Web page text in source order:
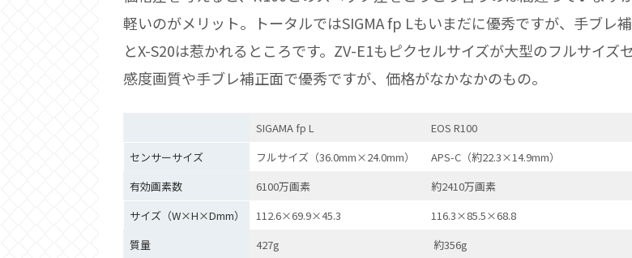
軽いのがメリット。トータルではSIGMA fp Lもいまだに優秀ですが、手ブレ
とX-S20は惹かれるところです。ZV-E1もピクセルサイズが大型のフルサイズ
感度画質や手ブレ補正面で優秀ですが、価格がなかなかのもの。
SIGAMA fp L EOS R100
センサーサイズ
フルサイズ（36.0mm×24.0mm） APS-C（約22.3×14.9mm）
有効画素数
6100万画素 約2410万画素
サイズ（W×H×Dmm）
112.6×69.9×45.3 116.3×85.5×68.8
質量
427g 約356g